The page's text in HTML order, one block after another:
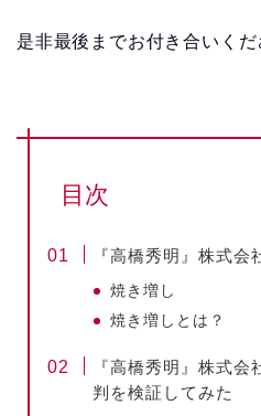
是非最後までお付き合いくだ
目次
『高橋秀明』株式会
焼き増し
焼き増しとは？
『高橋秀明』株式
判を検証してみた